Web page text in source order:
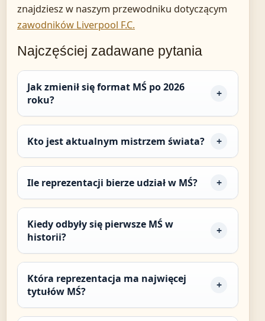
znajdziesz w naszym przewodniku dotyczącym
zawodników Liverpool F.C.
Najczęściej zadawane pytania
Jak zmienił się format MŚ po 2026
roku?
Kto jest aktualnym mistrzem świata?
Ile reprezentacji bierze udział w MŚ?
Kiedy odbyły się pierwsze MŚ w
historii?
Która reprezentacja ma najwięcej
tytułów MŚ?